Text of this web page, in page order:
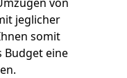
jeglicher
somit
Budget eine